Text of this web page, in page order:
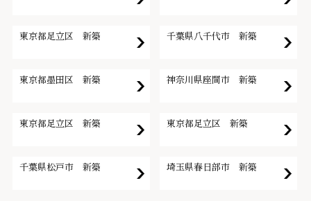
東京都足立区 新築 千葉県八千代市 新築
東京都墨田区 新築 神奈川県座間市 新築
東京都足立区 新築 東京都足立区 新築
千葉県松戸市 新築 埼玉県春日部市 新築